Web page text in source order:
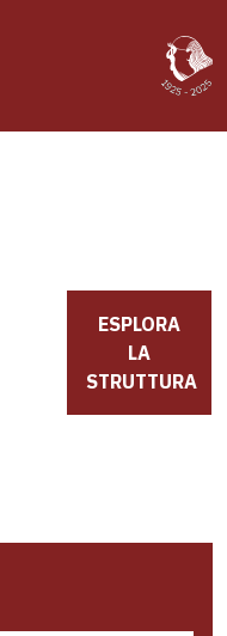
ESPLORA
LA
STRUTTURA